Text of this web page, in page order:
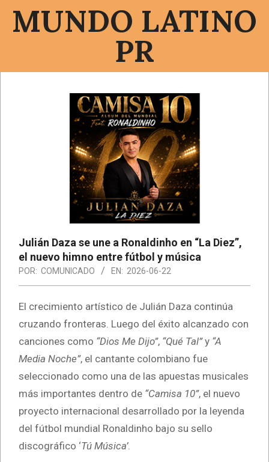
MUNDO LATINO
PR
Julián Daza se une a Ronaldinho en “La Diez”,
el nuevo himno entre fútbol y música
POR: COMUNICADO EN: 2026-06-22
El crecimiento artístico de Julián Daza continúa
cruzando fronteras. Luego del éxito alcanzado con
canciones como “Dios Me Dijo”, “Qué Tal”y “A
Media Noche”, el cantante colombiano fue
seleccionado como una de las apuestas musicales
más importantes dentro de “Camisa 10”, el nuevo
proyecto internacional desarrollado por la leyenda
del fútbol mundial Ronaldinho bajo su sello
discográfico ‘Tú Música’.